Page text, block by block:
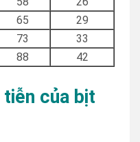
65
29
73
33
88 42
của bịt